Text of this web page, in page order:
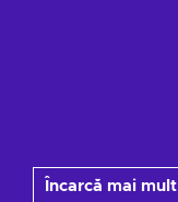
Încarcă mai mult